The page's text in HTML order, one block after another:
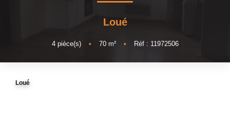
NOTRE AGENCE
Loué
4pièce(s) • 70m² • Réf : 11972506
Loué